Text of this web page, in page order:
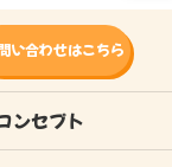
い合わせはこちら
ンセプト